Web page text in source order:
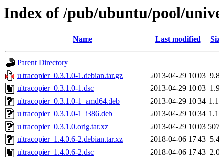
Index of /pub/ubuntu/pool/
Name Last modified
Parent Directory
ultracopier_0.3.1.0-1.debian.tar.gz
2013-04-29 10:03
ultracopier_0.3.1.0-1.dsc
2013-04-29 10:03
ultracopier_0.3.1.0-1_amd64.deb
2013-04-29 10:34
ultracopier_0.3.1.0-1_i386.deb
2013-04-29 10:34
ultracopier_0.3.1.0.orig.tar.xz
2013-04-29 10:03
ultracopier_1.4.0.6-2.debian.tar.xz
2018-04-06 17:43
ultracopier_1.4.0.6-2.dsc
2018-04-06 17:43